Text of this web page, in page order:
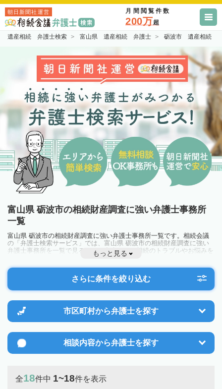
朝日新聞社運営 月間閲覧件数
200万超
遺産相続 弁護士検索 富山県 遺産相続 弁護士 砺波市 遺産相続
富山県 砺波市の相続財産調査に強い弁護士事務所
一覧
富山県 砺波市の相続財産調査に強い弁護士事務所一覧です。相続会議
の「弁護士検索サービス」では、富山県 砺波市の相続財産調査に強い
弁護士事務所を一覧で見ることが出来ます。相続のトラブルやお悩みを
抱えている方は一度近隣の弁護士に相談してみましょう。
もっと見る
さらに条件を絞り込む
市区町村から弁護士を探す
相談内容から弁護士を探す
全18件中 1~18件を表示